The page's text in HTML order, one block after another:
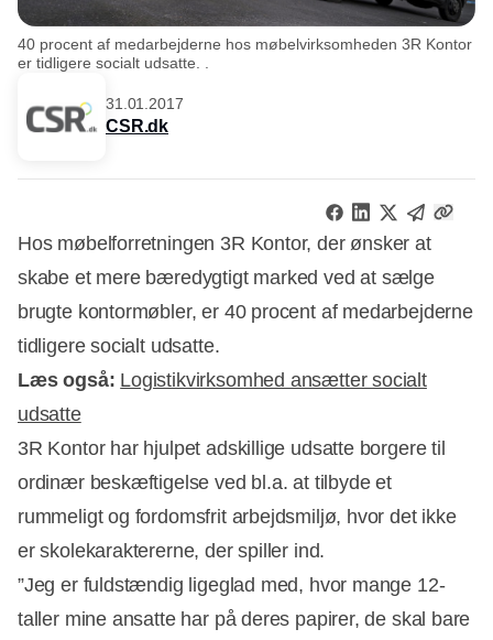
40 procent af medarbejderne hos møbelvirksomheden 3R Kontor
er tidligere socialt udsatte. .
31.01.2017
CSR.dk
Hos møbelforretningen 3R Kontor, der ønsker at
skabe et mere bæredygtigt marked ved at sælge
brugte kontormøbler, er 40 procent af medarbejderne
tidligere socialt udsatte.
Læs også: Logistikvirksomhed ansætter socialt
udsatte
3R Kontor har hjulpet adskillige udsatte borgere til
ordinær beskæftigelse ved bl.a. at tilbyde et
rummeligt og fordomsfrit arbejdsmiljø, hvor det ikke
er skolekaraktererne, der spiller ind.
”Jeg er fuldstændig ligeglad med, hvor mange 12-
taller mine ansatte har på deres papirer, de skal bare